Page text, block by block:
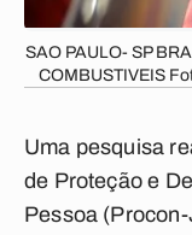
SAO PAULO- SP
COMBUSTIVEIS
Uma pesquisa
de Proteção e
Pessoa